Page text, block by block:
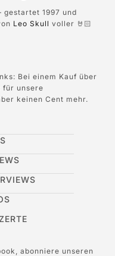
gestartet 1997 und
Leo Skull voller 🤘🏻
Bei einem Kauf über
für unsere
keinen Cent mehr.
abonniere unseren